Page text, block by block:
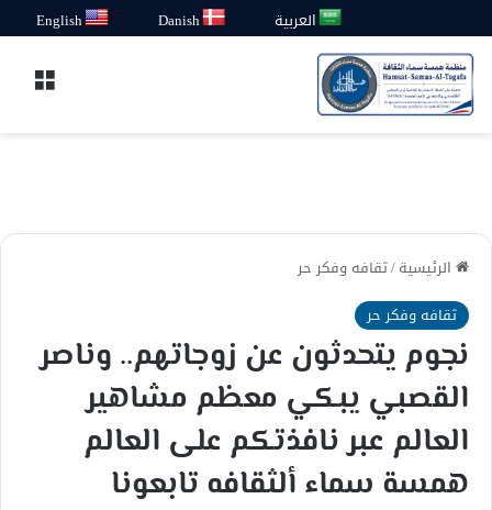
العربية Danish
English
الرئيسية/ثقافه وفكر حر
ثقافه وفكر حر
نجوم يتحدثون عن زوجاتهم.. وناصر
القصبي يبكي معظم مشاهير
العالم عبر نافذتكم على العالم
همسة سماء ألثقافه تابعونا